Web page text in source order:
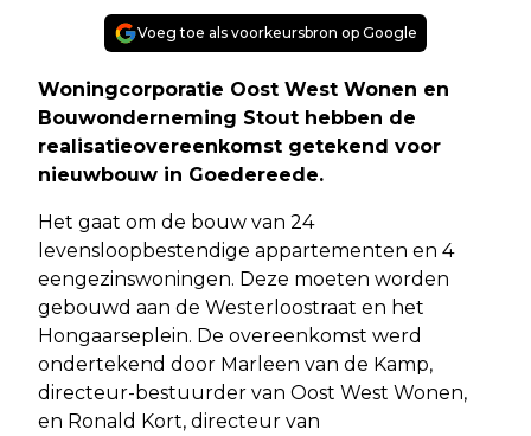
Voeg toe als voorkeursbron op Google
Woningcorporatie Oost West Wonen en
Bouwonderneming Stout hebben de
realisatieovereenkomst getekend voor
nieuwbouw in Goedereede.
Het gaat om de bouw van 24
levensloopbestendige appartementen en 4
eengezinswoningen. Deze moeten worden
gebouwd aan de Westerloostraat en het
Hongaarseplein. De overeenkomst werd
ondertekend door Marleen van de Kamp,
directeur-bestuurder van Oost West Wonen,
en Ronald Kort, directeur van